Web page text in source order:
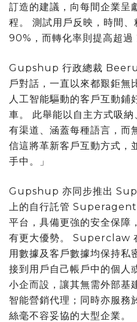
訂造的建議，向每間企業呈
程。 測試用戶反映，時間
90%，而轉化率則提高超過
Gupshup 行政總裁
戶對話，一直以來都艱鉅
人工智能驅動的客戶互動鋪
車。 此舉能以自主方式吸
有渠道、涵蓋每種語言，而
信這將革新客戶互動方式，
手中。」
Gupshup 亦同步推出
上的自行託管
平台，具備更強的安全保障
有更大優勢。 Superclaw
用數據及客戶數據均保持私
接到用戶自己帳戶中的個人
小企而設，讓其無需外部基
智能營銷代理；同時亦服務
絲毫不容妥協的大型企業。